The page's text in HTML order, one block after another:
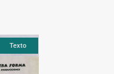
Texto